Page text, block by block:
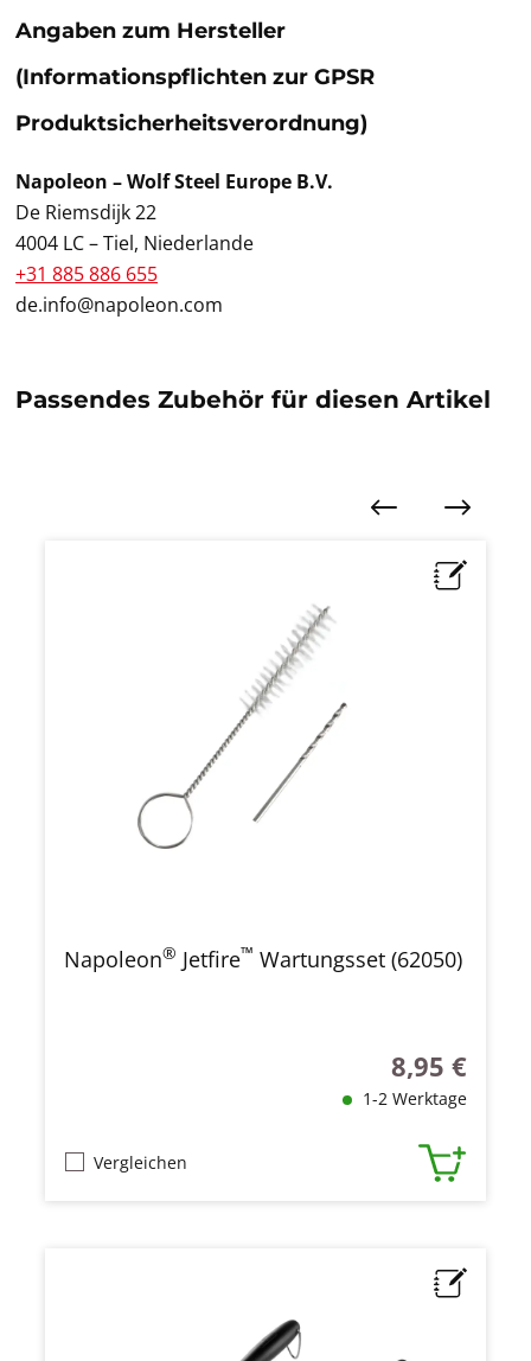
Angaben zum Hersteller
(Informationspflichten zur GPSR
Produktsicherheitsverordnung)
Napoleon – Wolf Steel Europe B.V.
De Riemsdijk 22
4004 LC – Tiel, Niederlande
+31 885 886 655
de.info@napoleon.com
Passendes Zubehör für diesen Artikel
Napoleon® Jetfire™ Wartungsset (62050)
Regulärer
8,95 €
1-2 Werktage
Vergleichen